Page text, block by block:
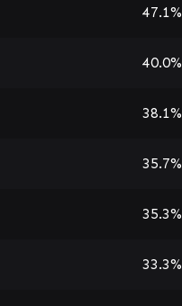
47.1%
40.0%
38.1%
35.7%
35.3%
33.3%